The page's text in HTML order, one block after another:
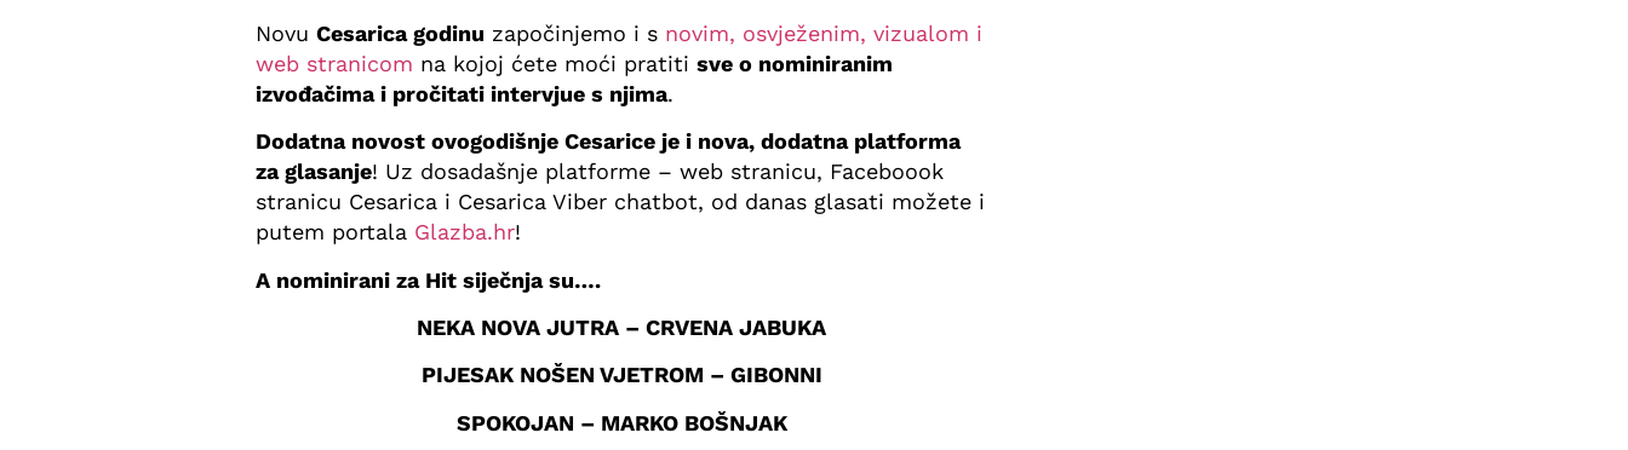
Novu Cesarica godinu započinjemo i s novim, osvježenim, vizualom i
web stranicom na kojoj ćete moći pratiti sve o nominiranim
izvođačima i pročitati intervjue s njima.
Dodatna novost ovogodišnje Cesarice je i nova, dodatna platforma
za glasanje! Uz dosadašnje platforme – web stranicu, Faceboook
stranicu Cesarica i Cesarica Viber chatbot, od danas glasati možete i
putem portala Glazba.hr!
A nominirani za Hit siječnja su….
NEKA NOVA JUTRA – CRVENA JABUKA
PIJESAK NOŠEN VJETROM – GIBONNI
SPOKOJAN – MARKO BOŠNJAK